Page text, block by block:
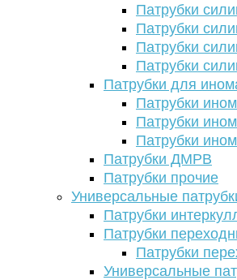
Патрубки
Патрубки
Патрубки
Патрубки
Патрубки для
Патрубки
Патрубки
Патрубки
Патрубки ДМРВ
Патрубки прочие
Универсальные
Патрубки
Патрубки
Патрубки
Универсальные